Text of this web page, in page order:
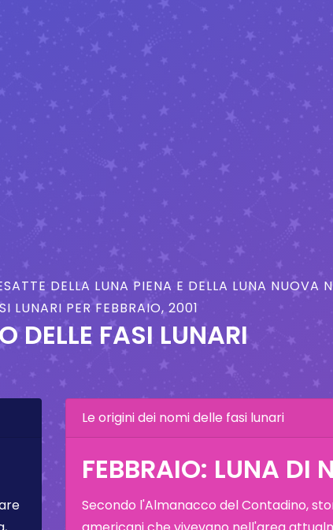
DELLA LUNA PIENA E DELLA LUNA NUOVA
LUNARI PER FEBBRAIO, 2001
DELLE FASI LUNARI
Le origini dei nomi delle fasi lunari
FEBBRAIO: LUNA DI
Secondo l'Almanacco del Contadino,